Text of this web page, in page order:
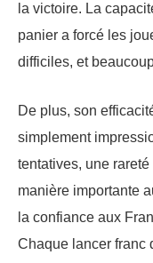
la victoire. La
panier a forcé les
difficiles, et
De plus, son
simplement
tentatives, une
manière importante
la confiance aux
Chaque lancer franc